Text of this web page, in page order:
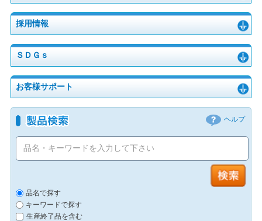
採用情報
ＳＤＧｓ
お客様サポート
ヘルプ
品名で探す
キーワードで探す
生産終了品を含む